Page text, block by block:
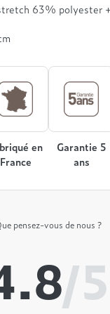
63% polyester
en
France
Garantie 5
ans
pensez-vous de nous ?
/5